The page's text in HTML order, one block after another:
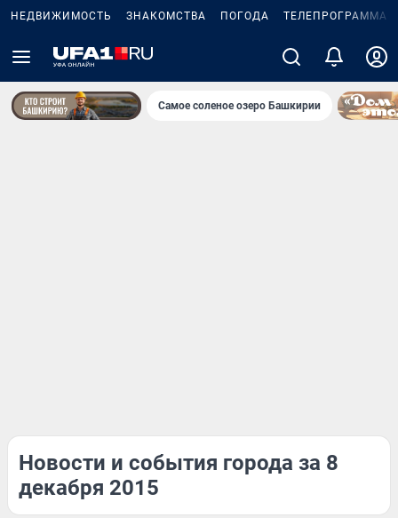
НЕДВИЖИМОСТЬ ЗНАКОМСТВА ПОГОДА ТЕЛЕПРОГРАММА
Самое соленое озеро Башкирии
Новости и события города за 8
декабря 2015